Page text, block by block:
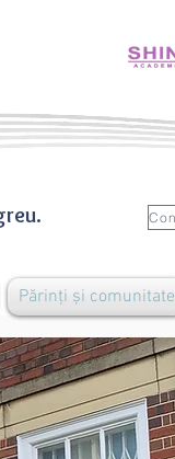
Părinți și comunitate